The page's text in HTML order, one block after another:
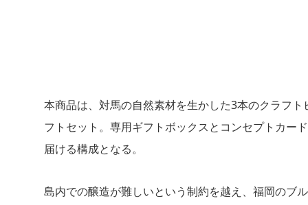
本商品は、対馬の自然素材を生かした3本のクラフ
フトセット。専用ギフトボックスとコンセプトカー
届ける構成となる。
島内での醸造が難しいという制約を越え、福岡のブ